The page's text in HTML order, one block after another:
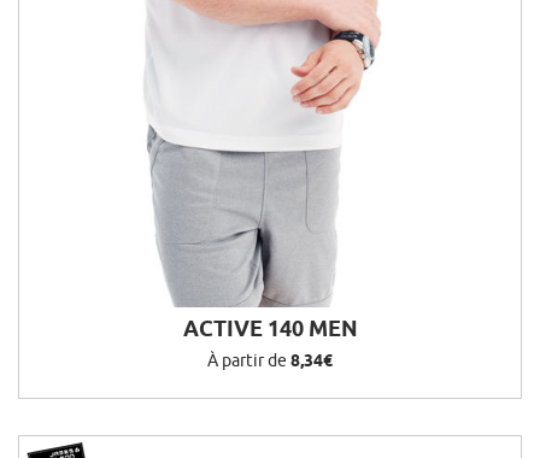
ACTIVE 140 MEN
À partir de 8,34€